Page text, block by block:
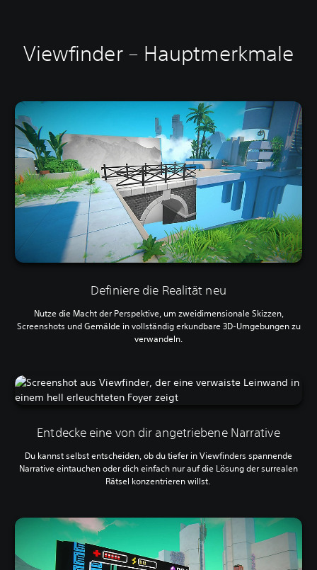
Viewfinder – Hauptmerkmale
Definiere die Realität neu
Nutze die Macht der Perspektive, um zweidimensionale Skizzen,
Screenshots und Gemälde in vollständig erkundbare 3D-Umgebungen zu
verwandeln.
Entdecke eine von dir angetriebene Narrative
Du kannst selbst entscheiden, ob du tiefer in Viewfinders spannende
Narrative eintauchen oder dich einfach nur auf die Lösung der surrealen
Rätsel konzentrieren willst.